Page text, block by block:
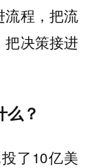
流程，把流
把决策接进
？
了10亿美